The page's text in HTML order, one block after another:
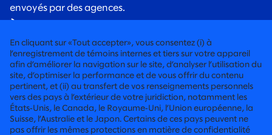
envoyés par des agences.
de recrutement. Les recruteurs de Slalom
communiqueront toujours avec vous à l’aide d’une
adresse courriel @slalom.com, et nous ne facturerons
jamais de frais aux candidats dans le cadre de notre
processus d’embauche.
CONSEIL RÉSOLUMENT HUMAIN
En cliquant sur «Tout accepter», vous consentez (i) à
l’enregistrement de témoins internes et tiers sur votre appareil
afin d’améliorer la navigation sur le site, d’analyser l’utilisation du
site, d’optimiser la performance et de vous offrir du contenu
pertinent, et (ii) au transfert de vos renseignements personnels
vers des pays à l’extérieur de votre juridiction, notamment les
États‑Unis, le Canada, le Royaume‑Uni, l’Union européenne, la
Suisse, l’Australie et le Japon. Certains de ces pays peuvent ne
pas offrir les mêmes protections en matière de confidentialité